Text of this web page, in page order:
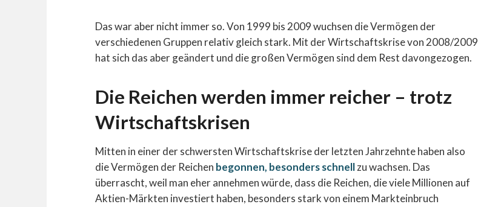
Das war aber nicht immer so. Von 1999 bis 2009 wuchsen die Vermögen der
verschiedenen Gruppen relativ gleich stark. Mit der Wirtschaftskrise von 2008/2009
hat sich das aber geändert und die großen Vermögen sind dem Rest davongezogen.
Die Reichen werden immer reicher – trotz
Wirtschaftskrisen
Mitten in einer der schwersten Wirtschaftskrise der letzten Jahrzehnte haben also
die Vermögen der Reichen begonnen, besonders schnellzu wachsen. Das
überrascht, weil man eher annehmen würde, dass die Reichen, die viele Millionen auf
Aktien-Märkten investiert haben, besonders stark von einem Markteinbruch